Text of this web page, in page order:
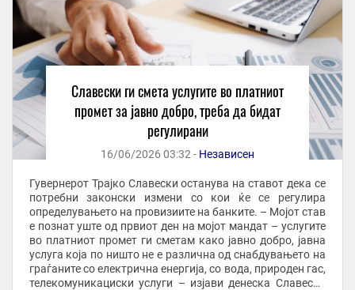
Славески ги смета услугите во платниот
промет за јавно добро, треба да бидат
регулирани
16/06/2026 03:32 - Независен
Гувернерот Трајко Славески останува на ставот дека се
потребни законски измени со кои ќе се регулира
определувањето на провизиите на банките. – Мојот став
е познат уште од првиот ден на мојот мандат – услугите
во платниот промет ги сметам како јавно добро, јавна
услуга која по ништо не е различна од снабдувањето на
граѓаните со електрична енергија, со вода, природен гас,
телекомуникациски услуги – изјави денеска Славески